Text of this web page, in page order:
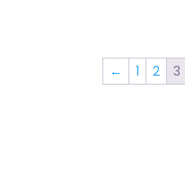
← 1 2 3